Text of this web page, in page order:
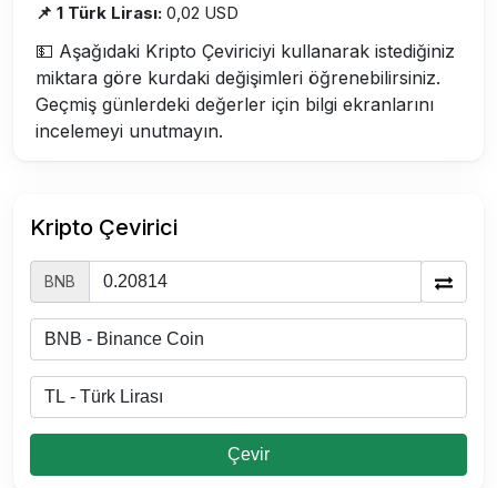
📌 1 Türk Lirası: 0,02 USD
💵 Aşağıdaki Kripto Çeviriciyi kullanarak istediğiniz
miktara göre kurdaki değişimleri öğrenebilirsiniz.
Geçmiş günlerdeki değerler için bilgi ekranlarını
incelemeyi unutmayın.
Kripto Çevirici
BNB
Çevir